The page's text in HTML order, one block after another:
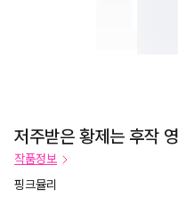
저주받은 황제는 후작
작품정보
핑크뮬리